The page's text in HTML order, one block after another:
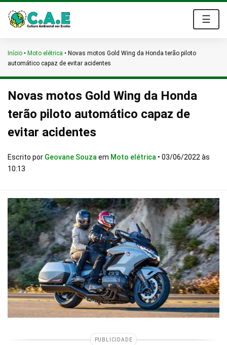
☰
Início • Moto elétrica • Novas motos Gold Wing da Honda terão piloto
automático capaz de evitar acidentes
Novas motos Gold Wing da Honda
terão piloto automático capaz de
evitar acidentes
Escrito por Geovane Souza em Moto elétrica • 03/06/2022 às
10:13
PUBLICIDADE